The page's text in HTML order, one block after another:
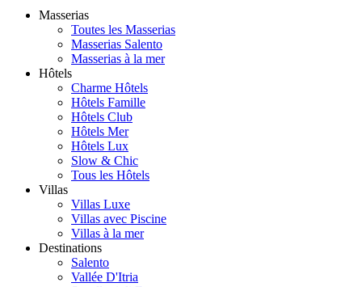
Masserias
Toutes les Masserias
Masserias Salento
Masserias à la mer
Hôtels
Charme Hôtels
Hôtels Famille
Hôtels Club
Hôtels Mer
Hôtels Lux
Slow & Chic
Tous les Hôtels
Villas
Villas Luxe
Villas avec Piscine
Villas à la mer
Destinations
Salento
Vallée D'Itria